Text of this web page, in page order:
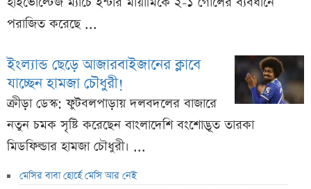
পরাজিত করেছে ...
ইংল্যান্ড ছেড়ে আজারবাইজানের ক্লাবে
যাচ্ছেন হামজা চৌধুরী!
ক্রীড়া ডেস্ক: ফুটবলপাড়ায় দলবদলের বাজারে
নতুন চমক সৃষ্টি করেছেন বাংলাদেশি বংশোদ্ভূত তারকা
মিডফিল্ডার হামজা চৌধুরী। ...
মেসির বাবা হোর্হে মেসি আর নেই